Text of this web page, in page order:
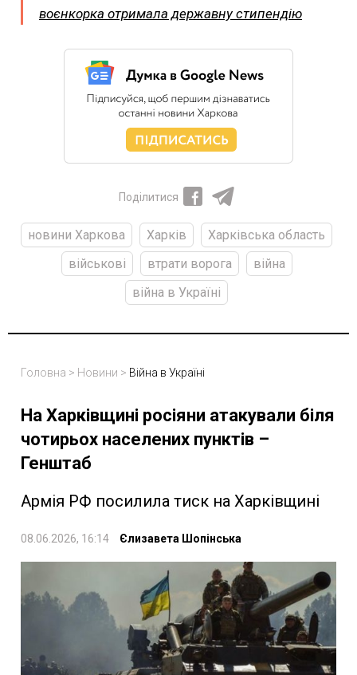
воєнкорка отримала державну стипендію
Поділитися
новини Харкова Харків
Харківська область
військові
втрати ворога
війна
війна в Україні
Головна > Новини > Війна в Україні
На Харківщині росіяни атакували біля
чотирьох населених пунктів –
Генштаб
Армія РФ посилила тиск на Харківщині
08.06.2026, 16:14 Єлизавета Шопінська